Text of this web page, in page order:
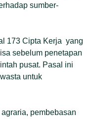
sumber-
173 Cipta Kerja yang
sebelum penetapan
pusat. Pasal ini
untuk
pembebasan